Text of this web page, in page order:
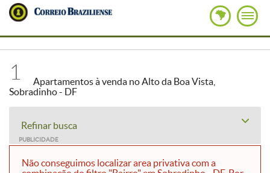
1
Apartamentos à venda no Alto da Boa Vista,
Sobradinho - DF
Refinar busca
PUBLICIDADE
Não conseguimos localizar area privativa com a